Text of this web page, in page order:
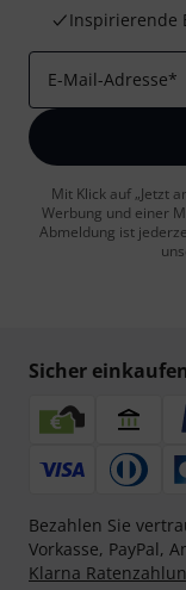
Inspirierende
E-Mail-Adresse*
Mit Klick auf „Jetzt
Werbung und einer
Abmeldung ist
Sicher
Bezahlen Sie
Vorkasse, PayPal,
Klarna